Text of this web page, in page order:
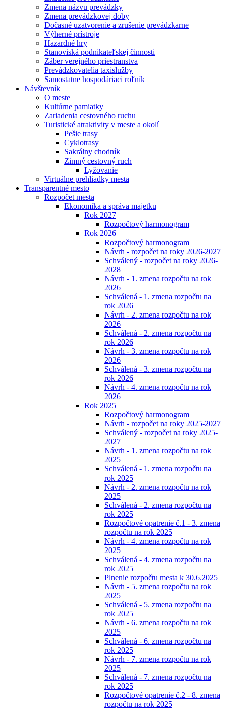
Zmena názvu prevádzky
Zmena prevádzkovej doby
Dočasné uzatvorenie a zrušenie prevádzkarne
Výherné prístroje
Hazardné hry
Stanoviská podnikateľskej činnosti
Záber verejného priestranstva
Prevádzkovatelia taxislužby
Samostatne hospodáriaci roľník
Návštevník
O meste
Kultúrne pamiatky
Zariadenia cestovného ruchu
Turistické atraktivity v meste a okolí
Pešie trasy
Cyklotrasy
Sakrálny chodník
Zimný cestovný ruch
Lyžovanie
Virtuálne prehliadky mesta
Transparentné mesto
Rozpočet mesta
Ekonomika a správa majetku
Rok 2027
Rozpočtový harmonogram
Rok 2026
Rozpočtový harmonogram
Návrh - rozpočet na roky 2026-2027
Schválený - rozpočet na roky 2026-
2028
Návrh - 1. zmena rozpočtu na rok
2026
Schválená - 1. zmena rozpočtu na
rok 2026
Návrh - 2. zmena rozpočtu na rok
2026
Schválená - 2. zmena rozpočtu na
rok 2026
Návrh - 3. zmena rozpočtu na rok
2026
Schválená - 3. zmena rozpočtu na
rok 2026
Návrh - 4. zmena rozpočtu na rok
2026
Rok 2025
Rozpočtový harmonogram
Návrh - rozpočet na roky 2025-2027
Schválený - rozpočet na roky 2025-
2027
Návrh - 1. zmena rozpočtu na rok
2025
Schválená - 1. zmena rozpočtu na
rok 2025
Návrh - 2. zmena rozpočtu na rok
2025
Schválená - 2. zmena rozpočtu na
rok 2025
Rozpočtové opatrenie č.1 - 3. zmena
rozpočtu na rok 2025
Návrh - 4. zmena rozpočtu na rok
2025
Schválená - 4. zmena rozpočtu na
rok 2025
Plnenie rozpočtu mesta k 30.6.2025
Návrh - 5. zmena rozpočtu na rok
2025
Schválená - 5. zmena rozpočtu na
rok 2025
Návrh - 6. zmena rozpočtu na rok
2025
Schválená - 6. zmena rozpočtu na
rok 2025
Návrh - 7. zmena rozpočtu na rok
2025
Schválená - 7. zmena rozpočtu na
rok 2025
Rozpočtové opatrenie č.2 - 8. zmena
rozpočtu na rok 2025